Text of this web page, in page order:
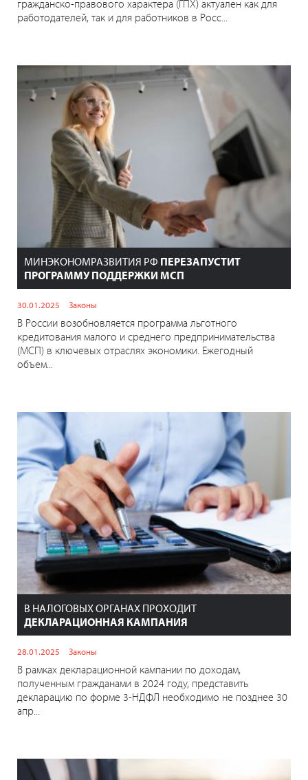
гражданско-правового характера (ГПХ) актуален как для
работодателей, так и для работников в Росс...
МИНЭКОНОМРАЗВИТИЯ РФ ПЕРЕЗАПУСТИТ
ПРОГРАММУ ПОДДЕРЖКИ МСП
30.01.2025 Законы
В России возобновляется программа льготного
кредитования малого и среднего предпринимательства
(МСП) в ключевых отраслях экономики. Ежегодный
объем...
В НАЛОГОВЫХ ОРГАНАХ ПРОХОДИТ
ДЕКЛАРАЦИОННАЯ КАМПАНИЯ
28.01.2025 Законы
В рамках декларационной кампании по доходам,
полученным гражданами в 2024 году, представить
декларацию по форме 3-НДФЛ необходимо не позднее 30
апр...